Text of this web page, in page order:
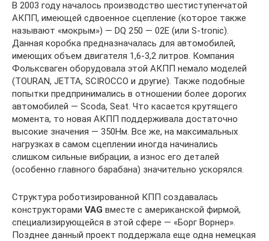
В 2003 году началось производство шестиступенчатой
АКПП, имеющей сдвоенное сцепление (которое также
называют «мокрым») — DQ 250 — 02E (или S-tronic).
Данная коробка предназначалась для автомобилей,
имеющих объем двигателя 1,6-3,2 литров. Компания
Фольксваген оборудовала этой АКПП немало моделей
(TOURAN, JETTA, SCIROCCO и другие). Также подобные
попытки предпринимались в отношении более дорогих
автомобилей — Scoda, Seat. Что касается крутящего
момента, то новая АКПП поддерживала достаточно
высокие значения — 350Нм. Все же, на максимальных
нагрузках в самом сцеплении иногда начинались
слишком сильные вибрации, а износ его деталей
(особенно главного барабана) значительно ускорялся.
Структура роботизированной КПП создавалась
конструкторами VAG вместе с американской фирмой,
специализирующейся в этой сфере — «Борг Ворнер».
Позднее данный проект поддержала еще одна немецкая